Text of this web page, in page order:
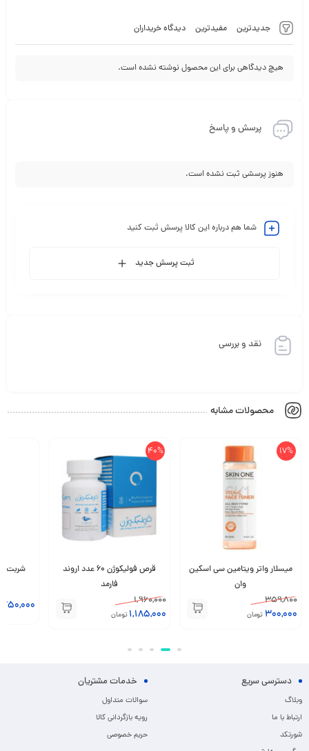
جدیدترین مفیدترین دیدگاه خریداران
هیچ دیدگاهی برای این محصول نوشته نشده است.
پرسش و پاسخ
هنوز پرسشی ثبت نشده است.
شما هم درباره این کالا پرسش ثبت کنید
ثبت پرسش جدید
نقد و بررسی
محصولات مشابه
17%
میسلار واتر ویتامین سی اسکین
وان
359,800
300,000 تومان
40%
قرص فولیکوژن 60 عدد اروند
فارمد
1,960,000
1,185,000 تومان
دسترسی سریع
وبلاگ
ارتباط با ما
شورتکد
خدمات مشتریان
سوالات متداول
رویه بازگردانی کالا
حریم خصوصی